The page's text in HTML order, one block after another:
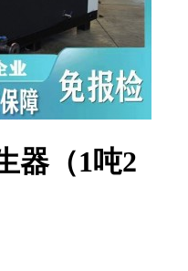
器（1吨2